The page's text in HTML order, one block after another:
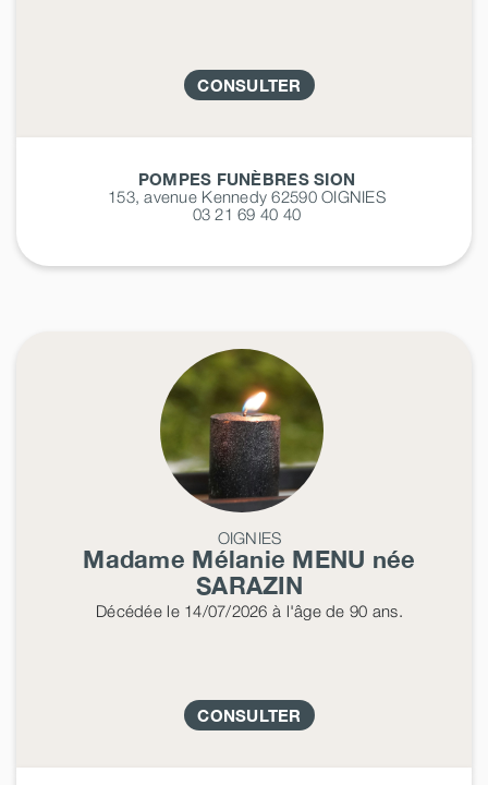
CONSULTER
POMPES FUNÈBRES SION
153, avenue Kennedy 62590OIGNIES
03 21 69 40 40
OIGNIES
Madame Mélanie MENU née
SARAZIN
Décédéele 14/07/2026 à l'âge de 90 ans.
CONSULTER